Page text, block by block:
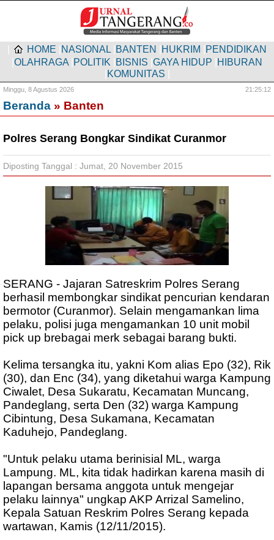
HOME NASIONAL BANTEN HUKRIM PENDIDIKAN
OLAHRAGA POLITIK BISNIS GAYA HIDUP HIBURAN
KOMUNITAS
Minggu, 8 Agustus 2026 21:25:13
Beranda » Banten
Polres Serang Bongkar Sindikat Curanmor
Diposting Tanggal : Jumat, 20 November 2015
SERANG - Jajaran Satreskrim Polres Serang
berhasil membongkar sindikat pencurian kendaran
bermotor (Curanmor). Selain mengamankan lima
pelaku, polisi juga mengamankan 10 unit mobil
pick up brebagai merk sebagai barang bukti.
Kelima tersangka itu, yakni Kom alias Epo (32), Rik
(30), dan Enc (34), yang diketahui warga Kampung
Ciwalet, Desa Sukaratu, Kecamatan Muncang,
Pandeglang, serta Den (32) warga Kampung
Cibintung, Desa Sukamana, Kecamatan
Kaduhejo, Pandeglang.
"Untuk pelaku utama berinisial ML, warga
Lampung. ML, kita tidak hadirkan karena masih di
lapangan bersama anggota untuk mengejar
pelaku lainnya" ungkap AKP Arrizal Samelino,
Kepala Satuan Reskrim Polres Serang kepada
wartawan, Kamis (12/11/2015).